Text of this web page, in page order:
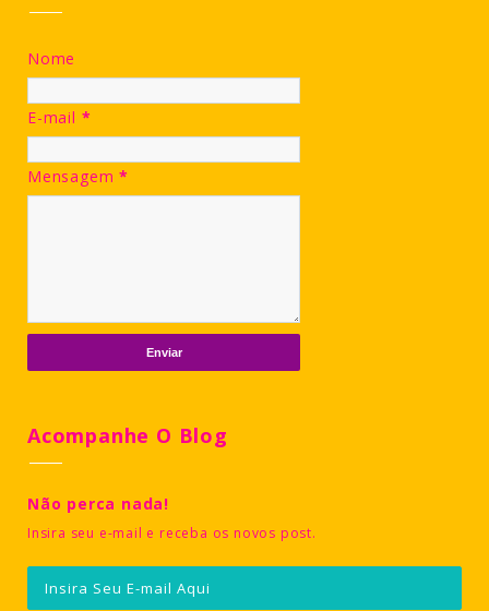
Nome
E-mail *
Mensagem*
Acompanhe O Blog
Não perca nada!
Insira seu e-mail e receba os novos post.